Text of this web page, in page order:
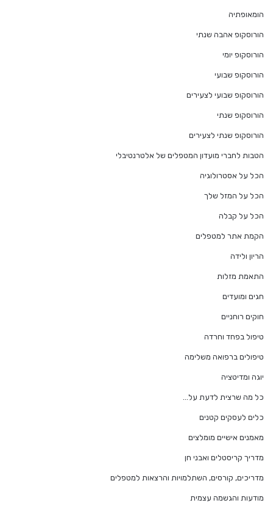
הומאופתיה
הורוסקופ אהבה שנתי
הורוסקופ יומי
הורוסקופ שבועי
הורוסקופ שבועי לצעירים
הורוסקופ שנתי
הורוסקופ שנתי לצעירים
הטבות לחברי מועדון המטפלים של אלטרנטיבלי
הכל על אסטרולוגיה
הכל על המזל שלך
הכל על קבלה
הקמת אתר למטפלים
הריון ולידה
התאמת מזלות
חגים ומועדים
חוקים רוחניים
טיפול בפחד וחרדה
טיפולים ברפואה משלימה
יוגה ומדיטציה
כל מה שרצית לדעת על…
כלים לעסקים קטנים
מאמנים אישיים מומלצים
מדריך קריסטלים ואבני חן
מדריכים, קורסים, השתלמויות והרצאות למטפלים
מודעות והגשמה עצמית